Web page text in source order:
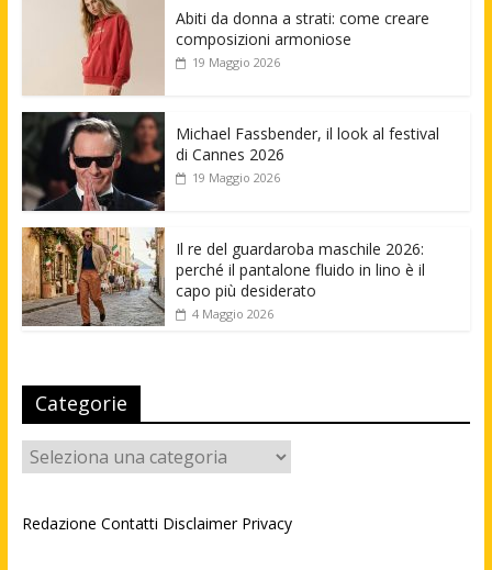
Abiti da donna a strati: come creare
composizioni armoniose
19 Maggio 2026
Michael Fassbender, il look al festival
di Cannes 2026
19 Maggio 2026
Il re del guardaroba maschile 2026:
perché il pantalone fluido in lino è il
capo più desiderato
4 Maggio 2026
Categorie
Categorie
Redazione Contatti Disclaimer Privacy